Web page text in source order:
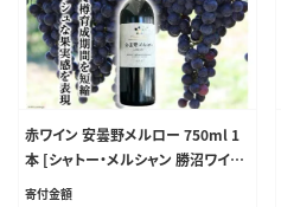
赤ワイン 安曇野メルロー 750ml 1
本 [シャトー・メルシャン 勝沼ワイナ
リー 長野県 池田町 48110298] 赤
寄付金額